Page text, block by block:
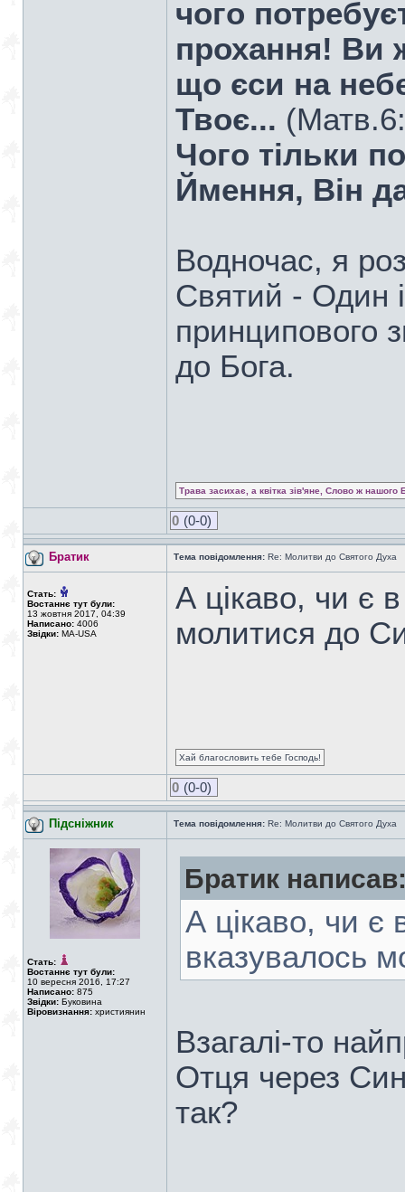
чого
прохання! Ви
що єси на
Твоє...
Чого тільки
Ймення, Він
Водночас, я
Святий - Один
принципового
до Бога.
Трава засихає, а квітка зів'яне, Слово ж нашого
0 (0-0)
Братик Тема повідомлення: Re: Молитви до Святого Духа
Стать:
Востаннє тут були:
13 жовтня 2017, 04:39
Написано: 4006
Звідки: MA-USA
А цікаво, чи є
молитися до
Хай благословить тебе Господь!
0 (0-0)
Підсніжник Тема повідомлення: Re: Молитви до Святого Духа
Стать:
Востаннє тут були:
10 вересня 2016, 17:27
Написано: 875
Звідки: Буковина
Віровизнання: християнин
Братик
А цікаво, чи є
вказувалось
Взагалі-то
Отця через
так?